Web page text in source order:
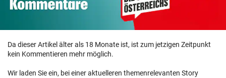
Da dieser Artikel älter als 18 Monate ist, ist zum jetzigen Zeitpunkt
kein Kommentieren mehr möglich.
Wir laden Sie ein, bei einer aktuelleren themenrelevanten Story